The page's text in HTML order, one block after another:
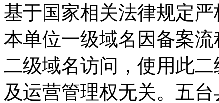
基于国家相关法律规定
本单位一级域名因备案
二级域名访问，使用此
及运营管理权无关。 五